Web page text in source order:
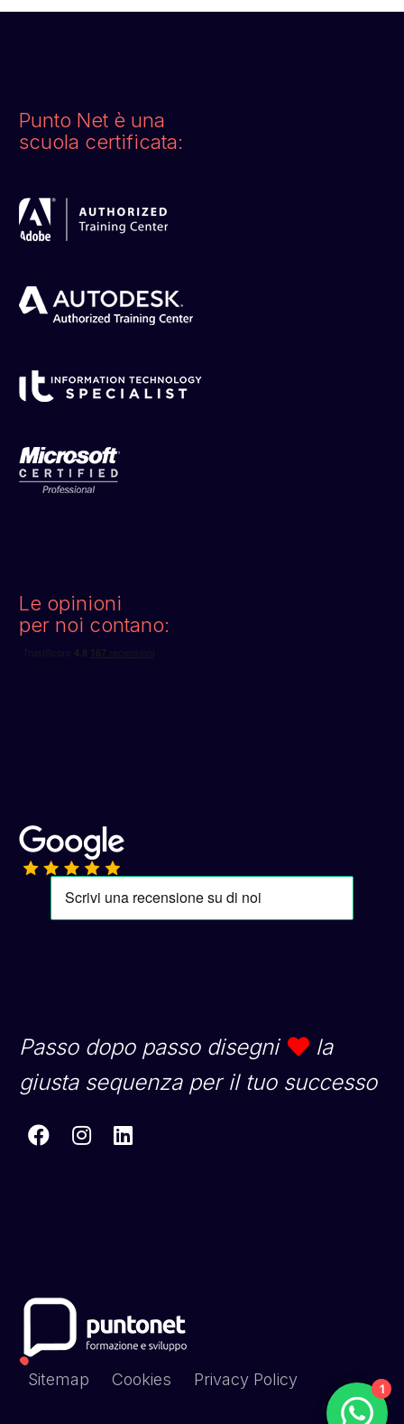
Punto Net è una
scuola certificata:
Le opinioni
per noi contano:
Passo dopo passo disegni
la
giusta sequenza per il tuo successo
Sitemap Cookies Privacy Policy 1